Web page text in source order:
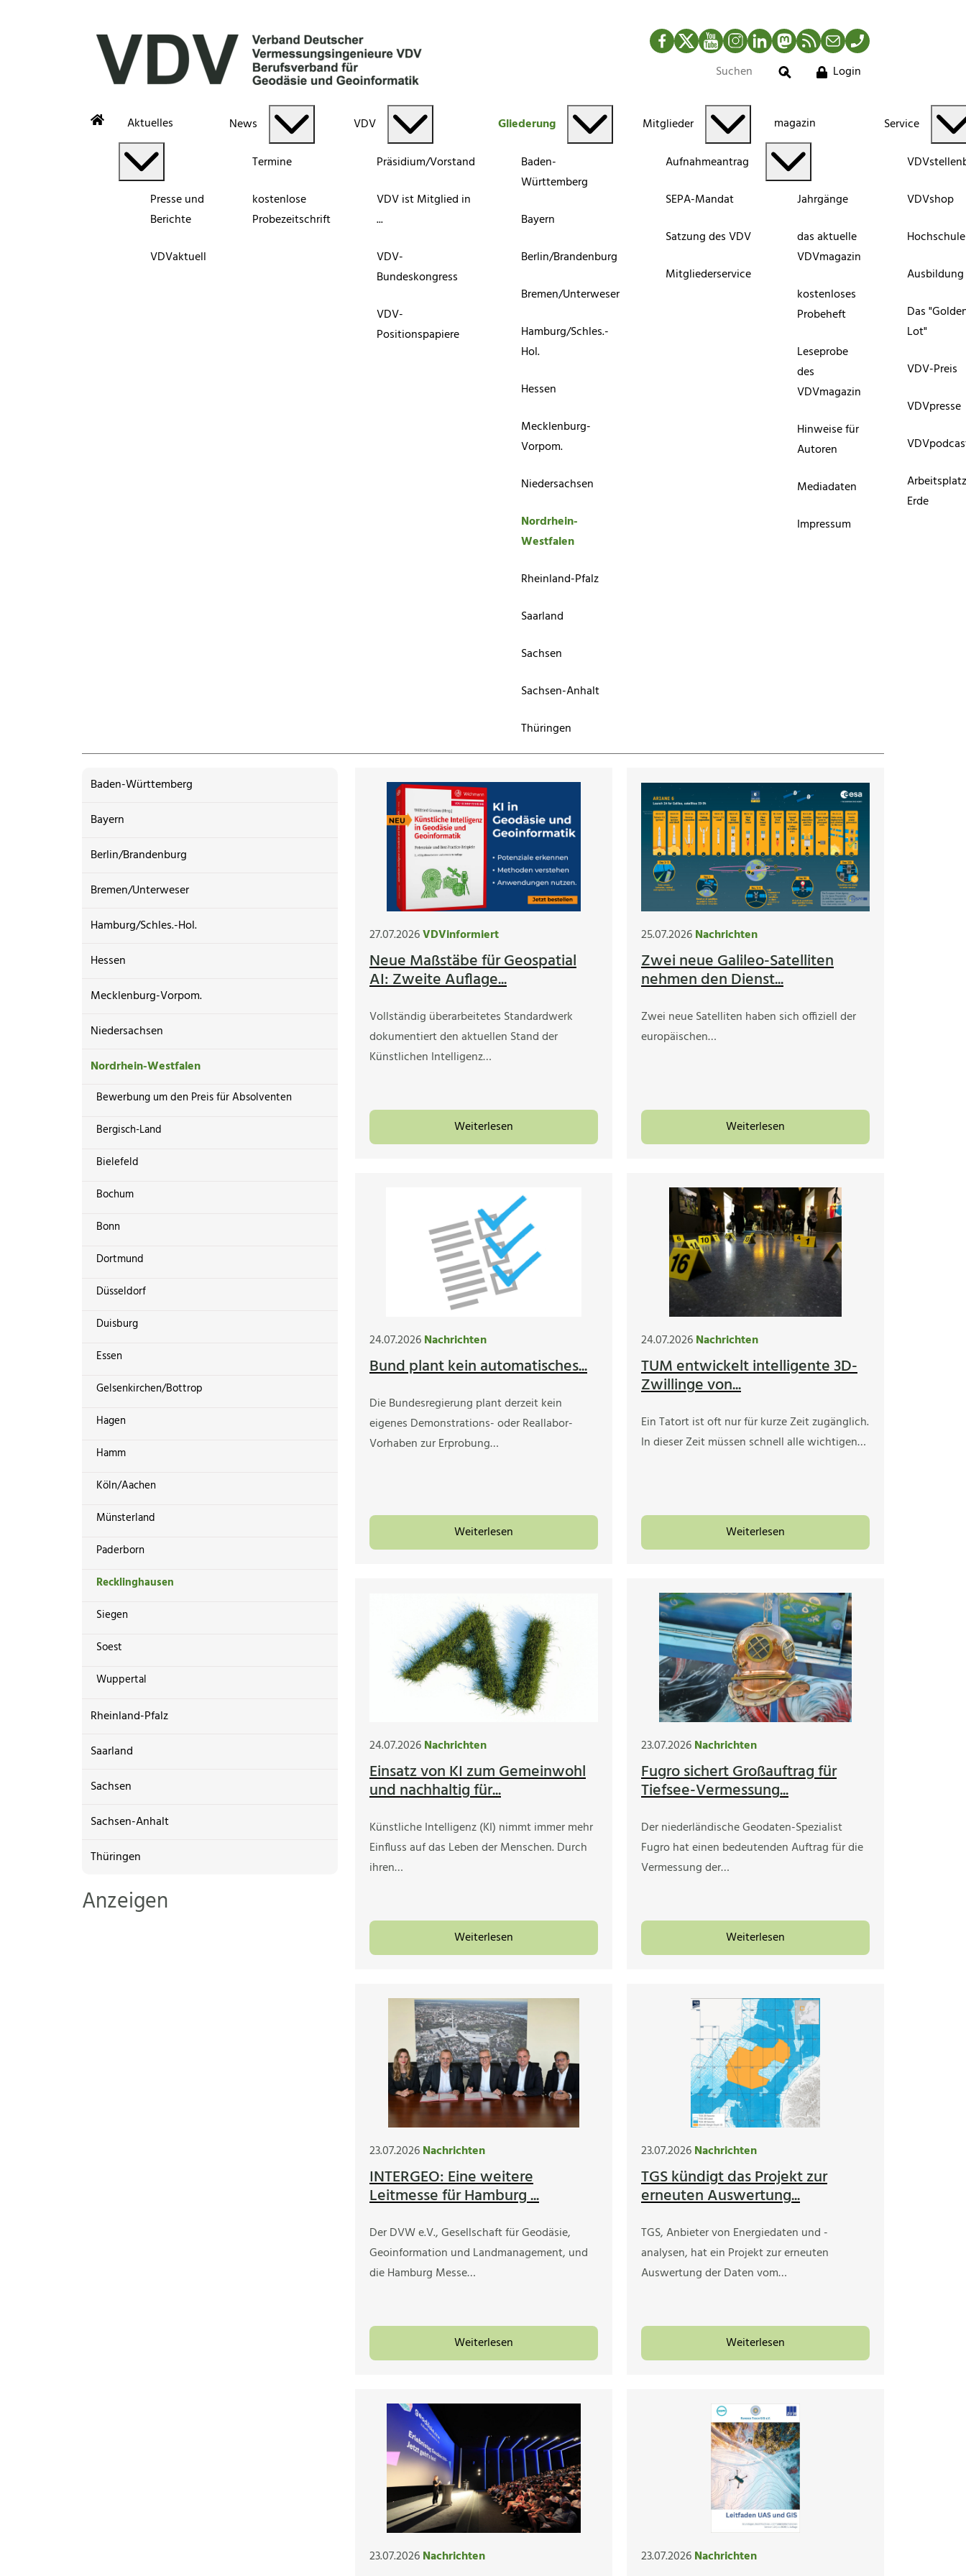
Facebook
TwitterYouTubeInstagram
LinkedInMastodonRSS-Newsfeed
MailTelefon
Suche
Login
Aktuelles
Presse und
Berichte
VDVaktuell
News
Termine
kostenlose
Probezeitschrift
VDV
Präsidium/Vorstand
VDV ist Mitglied in
...
VDV-
Bundeskongress
VDV-
Positionspapiere
Gliederung
Baden-
Württemberg
Bayern
Berlin/Brandenburg
Bremen/Unterweser
Hamburg/Schles.-
Hol.
Hessen
Mecklenburg-
Vorpom.
Niedersachsen
Nordrhein-
Westfalen
Rheinland-Pfalz
Saarland
Sachsen
Sachsen-Anhalt
Thüringen
Mitglieder
Aufnahmeantrag
SEPA-Mandat
Satzung des VDV
Mitgliederservice
magazin
Jahrgänge
das aktuelle
VDVmagazin
kostenloses
Probeheft
Leseprobe
des
VDVmagazin
Hinweise für
Autoren
Mediadaten
Impressum
Service
VDVshop
Ausbildung
Das
Lot"
VDV-Preis
VDVpresse
Erde
Baden-Württemberg
Bayern
Berlin/Brandenburg
Bremen/Unterweser
Hamburg/Schles.-Hol.
Hessen
Mecklenburg-Vorpom.
Niedersachsen
Nordrhein-Westfalen
Bewerbung um den Preis für Absolventen
Bergisch-Land
Bielefeld
Bochum
Bonn
Dortmund
Düsseldorf
Duisburg
Essen
Gelsenkirchen/Bottrop
Hagen
Hamm
Köln/Aachen
Münsterland
Paderborn
Recklinghausen
Siegen
Soest
Wuppertal
Rheinland-Pfalz
Saarland
Sachsen
Sachsen-Anhalt
Thüringen
Anzeigen
27.07.2026VDVinformiert
Neue Maßstäbe für Geospatial
AI: Zweite Auflage...
Vollständig überarbeitetes Standardwerk
dokumentiert den aktuellen Stand der
Künstlichen Intelligenz…
Weiterlesen
25.07.2026Nachrichten
Zwei neue Galileo-Satelliten
nehmen den Dienst...
Zwei neue Satelliten haben sich offiziell der
europäischen…
Weiterlesen
24.07.2026Nachrichten
Bund plant kein automatisches...
Die Bundesregierung plant derzeit kein
eigenes Demonstrations- oder Reallabor-
Vorhaben zur Erprobung…
Weiterlesen
24.07.2026Nachrichten
TUM entwickelt intelligente 3D-
Zwillinge von...
Ein Tatort ist oft nur für kurze Zeit zugänglich.
In dieser Zeit müssen schnell alle wichtigen…
Weiterlesen
24.07.2026Nachrichten
Einsatz von KI zum Gemeinwohl
und nachhaltig für...
Künstliche Intelligenz (KI) nimmt immer mehr
Einfluss auf das Leben der Menschen. Durch
ihren…
Weiterlesen
23.07.2026Nachrichten
Fugro sichert Großauftrag für
Tiefsee-Vermessung...
Der niederländische Geodaten-Spezialist
Fugro hat einen bedeutenden Auftrag für die
Vermessung der…
Weiterlesen
23.07.2026Nachrichten
INTERGEO: Eine weitere
Leitmesse für Hamburg ...
Der DVW e.V., Gesellschaft für Geodäsie,
Geoinformation und Landmanagement, und
die Hamburg Messe…
Weiterlesen
23.07.2026Nachrichten
TGS kündigt das Projekt zur
erneuten Auswertung...
TGS, Anbieter von Energiedaten und -
analysen, hat ein Projekt zur erneuten
Auswertung der Daten vom…
Weiterlesen
23.07.2026Nachrichten 23.07.2026Nachrichten